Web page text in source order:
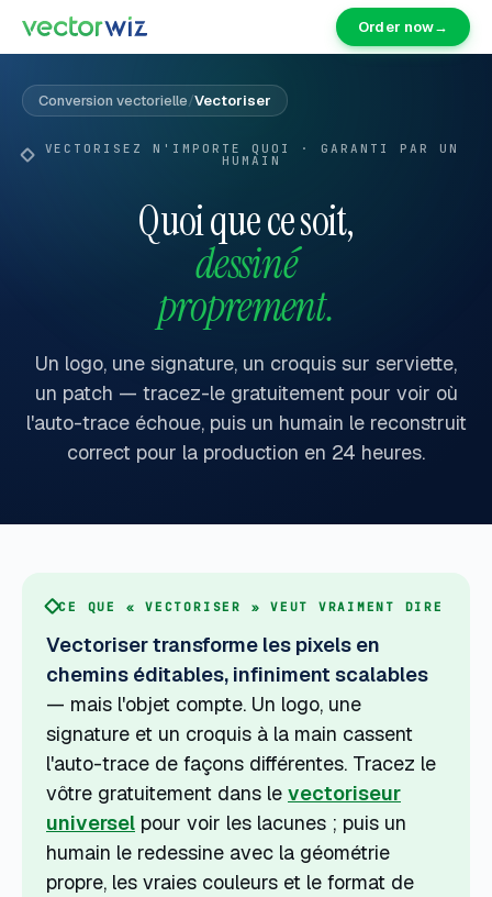
Order now→
Conversion vectorielle/Vectoriser
VECTORISEZ N'IMPORTE QUOI · GARANTI PAR UN
HUMAIN
Quoi que ce soit,
dessiné
proprement.
Un logo, une signature, un croquis sur serviette,
un patch — tracez-le gratuitement pour voir où
l'auto-trace échoue, puis un humain le reconstruit
correct pour la production en 24 heures.
CE QUE « VECTORISER » VEUT VRAIMENT DIRE
Vectoriser transforme les pixels en
chemins éditables, infiniment scalables
— mais l'objet compte. Un logo, une
signature et un croquis à la main cassent
l'auto-trace de façons différentes. Tracez le
vôtre gratuitement dans le vectoriseur
universel pour voir les lacunes ; puis un
humain le redessine avec la géométrie
propre, les vraies couleurs et le format de